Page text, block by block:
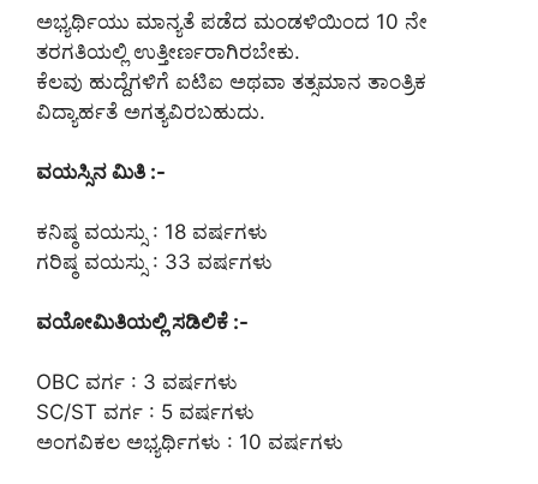
ಅಭ್ಯರ್ಥಿಯು ಮಾನ್ಯತೆ ಪಡೆದ ಮಂಡಳಿಯಿಂದ 10 ನೇ
ತರಗತಿಯಲ್ಲಿ ಉತ್ತೀರ್ಣರಾಗಿರಬೇಕು.
ಕೆಲವು ಹುದ್ದೆಗಳಿಗೆ ಐಟಿಐ ಅಥವಾ ತತ್ಸಮಾನ ತಾಂತ್ರಿಕ
ವಿದ್ಯಾರ್ಹತೆ ಅಗತ್ಯವಿರಬಹುದು.
ವಯಸ್ಸಿನ ಮಿತಿ :-
ಕನಿಷ್ಠ ವಯಸ್ಸು : 18 ವರ್ಷಗಳು
ಗರಿಷ್ಠ ವಯಸ್ಸು : 33 ವರ್ಷಗಳು
ವಯೋಮಿತಿಯಲ್ಲಿ ಸಡಿಲಿಕೆ :-
OBC ವರ್ಗ : 3 ವರ್ಷಗಳು
SC/ST ವರ್ಗ : 5 ವರ್ಷಗಳು
ಅಂಗವಿಕಲ ಅಭ್ಯರ್ಥಿಗಳು : 10 ವರ್ಷಗಳು